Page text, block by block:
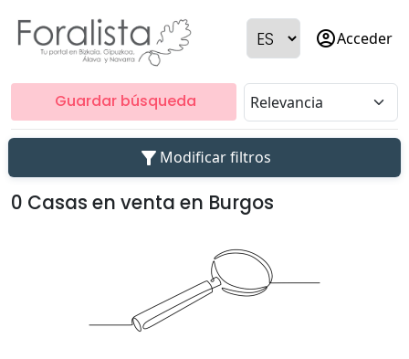
account_circleAcceder
Guardar búsqueda
filter_alt Modificar filtros
0 Casas en venta en Burgos